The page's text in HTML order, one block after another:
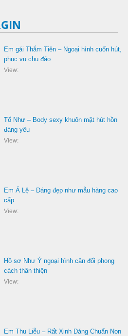
Em gái Thắm Tiên – Ngoại hình cuốn hút,
phục vụ chu đáo
View:
Tố Như – Body sexy khuôn mặt hút hồn
đáng yêu
View:
Em Á Lệ – Dáng đẹp như mẫu hàng cao
cấp
View:
Hồ sơ Như Ý ngoại hình cân đối phong
cách thân thiện
View:
Em Thu Liễu – Rất Xinh Dáng Chuẩn Non